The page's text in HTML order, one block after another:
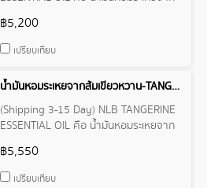
แปดกลีบ เป็นสมุนไพรเครื่องเทศ
฿5,200
เปรียบเทียบ
น้ำมันหอมระเหยจากส้มเขียวหวาน-TANGERINE ESSENTIAL OIL
(Shipping 3-15 Day) NLB TANGERINE
ESSENTIAL OIL คือ น้ำมันหอมระเหยจาก
หอมหวานสดชื่น
฿5,550
เปรียบเทียบ